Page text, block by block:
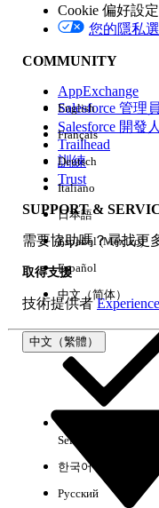
版本
經驗
Cookie 偏好設
您的隱私
COMMUNITY
AppExchange
Salesforce 管理員
Salesforce 開發
Trailhead
訓練
Trust
SUPPORT &
需要協助嗎？尋找更
取得支援
技術提供者
中文（繁體）
English
Français
Deutsch
Italiano
日本語
Español (México)
Español
中文（简体）
Select Org
한국어
Русский